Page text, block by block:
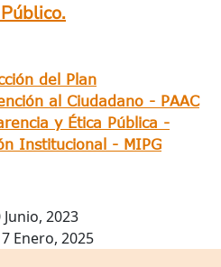
del Plan
al Ciudadano - PAAC
y Ética Pública -
Institucional - MIPG
Junio, 2023
Enero, 2025